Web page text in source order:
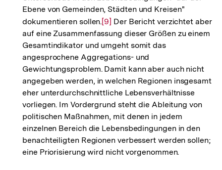
Ebene von Gemeinden, Städten und Kreisen"
dokumentieren sollen.Zur
Auflösung
der
Fußnote
[9] Der Bericht verzichtet aber
auf eine Zusammenfassung dieser Größen zu einem
Gesamtindikator und umgeht somit das
angesprochene Aggregations- und
Gewichtungsproblem. Damit kann aber auch nicht
angegeben werden, in welchen Regionen insgesamt
eher unterdurchschnittliche Lebensverhältnisse
vorliegen. Im Vordergrund steht die Ableitung von
politischen Maßnahmen, mit denen in jedem
einzelnen Bereich die Lebensbedingungen in den
benachteiligten Regionen verbessert werden sollen;
eine Priorisierung wird nicht vorgenommen.